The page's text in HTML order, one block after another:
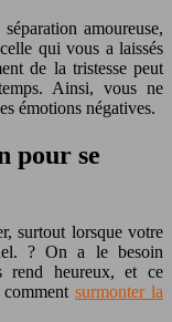
amoureuse,
qui vous a laissés
de la tristesse peut
Ainsi, vous ne
émotions négatives.
pour se
surtout lorsque votre
? On a le besoin
rend heureux, et ce
surmonter la